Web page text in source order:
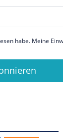
habe. Meine